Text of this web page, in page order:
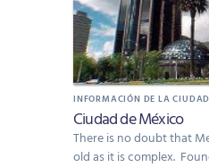
INFORMACIÓN DE LA CIUDAD
Ciudad de México
There is no doubt that
old as it is complex.